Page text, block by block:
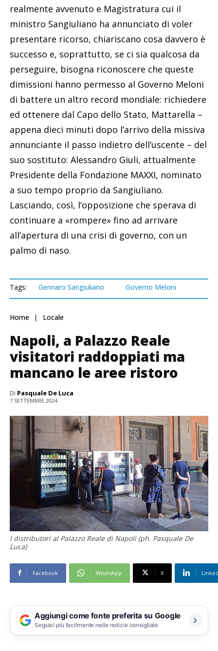
realmente avvenuto e Magistratura cui il
ministro Sangiuliano ha annunciato di voler
presentare ricorso, chiariscano cosa davvero è
successo e, soprattutto, se ci sia qualcosa da
perseguire, bisogna riconoscere che queste
dimissioni hanno permesso al Governo Meloni
di battere un altro record mondiale: richiedere
ed ottenere dal Capo dello Stato, Mattarella –
appena dieci minuti dopo l’arrivo della missiva
annunciante il passo indietro dell’uscente – del
suo sostituto: Alessandro Giuli, attualmente
Presidente della Fondazione MAXXI, nominato
a suo tempo proprio da Sangiuliano.
Lasciando, così, l’opposizione che sperava di
continuare a «rompere» fino ad arrivare
all’apertura di una crisi di governo, con un
palmo di naso.
Tags: Gennaro Sangiuliano Governo Meloni
Home Locale
Napoli, a Palazzo Reale
visitatori raddoppiati ma
mancano le aree ristoro
Di Pasquale De Luca
7 SETTEMBRE 2024
I distributori al Palazzo Reale di Napoli (ph. Pasquale De
Luca)
Facebook WhatsApp X
Aggiungi come fonte preferita su Google
Seguici più facilmente nelle notizie consigliate